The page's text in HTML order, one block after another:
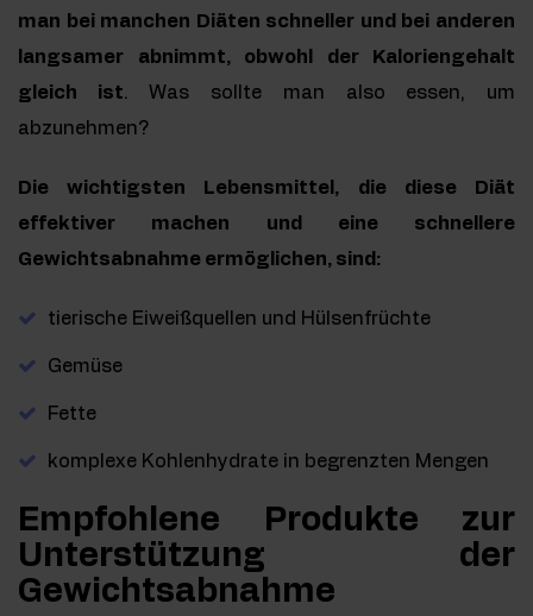
man bei manchen Diäten schneller und bei anderen
langsamer abnimmt, obwohl der Kaloriengehalt
gleich ist. Was sollte man also essen, um
abzunehmen?
Die wichtigsten Lebensmittel, die diese Diät
effektiver machen und eine schnellere
Gewichtsabnahme ermöglichen, sind:
tierische Eiweißquellen und Hülsenfrüchte
Gemüse
Fette
komplexe Kohlenhydrate in begrenzten Mengen
Empfohlene Produkte zur
Unterstützung der
Gewichtsabnahme